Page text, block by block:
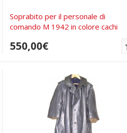
Soprabito per il personale di
comando M 1942 in colore cachi
550,00€